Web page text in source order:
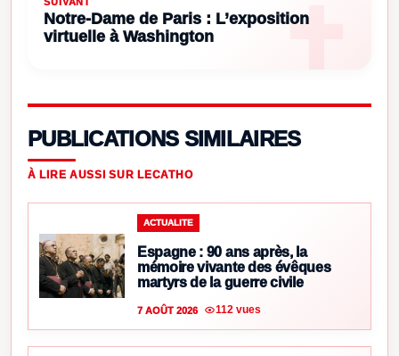
Notre-Dame de Paris : L’exposition
virtuelle à Washington
PUBLICATIONS SIMILAIRES
À LIRE AUSSI SUR LECATHO
ACTUALITE
Espagne : 90 ans après, la
mémoire vivante des évêques
martyrs de la guerre civile
7 AOÛT 2026 112 vues